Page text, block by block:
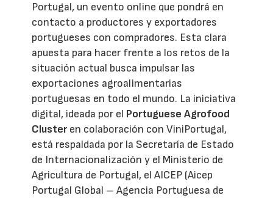
Portugal, un evento online que pondrá en
contacto a productores y exportadores
portugueses con compradores. Esta clara
apuesta para hacer frente a los retos de la
situación actual busca impulsar las
exportaciones agroalimentarias
portuguesas en todo el mundo. La iniciativa
digital, ideada por el Portuguese Agrofood
Clusteren colaboración con ViniPortugal,
está respaldada por la Secretaría de Estado
de Internacionalización y el Ministerio de
Agricultura de Portugal, el AICEP (Aicep
Portugal Global – Agencia Portuguesa de